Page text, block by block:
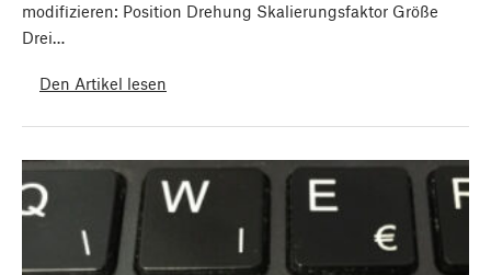
modifizieren: Position Drehung Skalierungsfaktor Größe
Drei…
Den Artikel lesen